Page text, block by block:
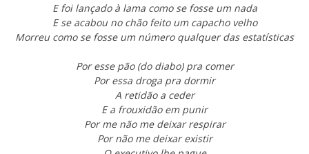
E foi lançado à lama como se fosse um nada
E se acabou no chão feito um capacho velho
Morreu como se fosse um número qualquer das estatísticas
Por esse pão (do diabo) pra comer
Por essa droga pra dormir
A retidão a ceder
E a frouxidão em punir
Por me não me deixar respirar
Por não me deixar existir